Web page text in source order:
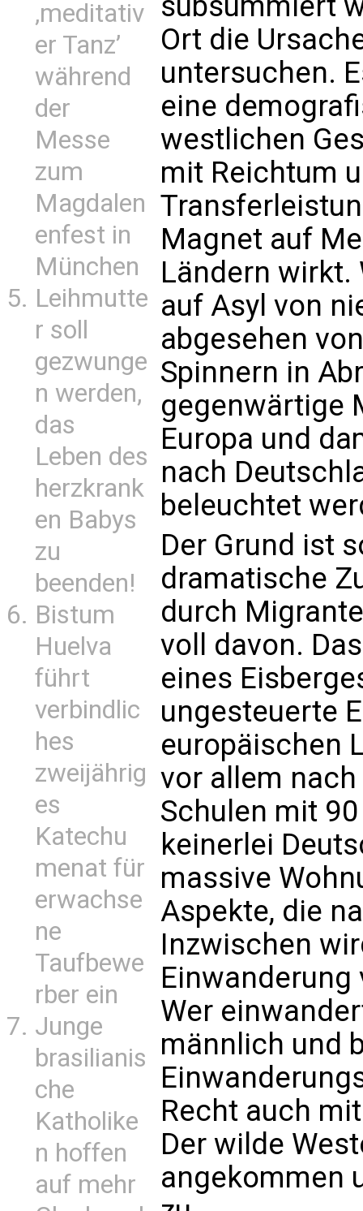
‚meditativ
er Tanz’
während
der
Messe
zum
Magdalen
enfest in
München
Leihmutte
r soll
gezwunge
n werden,
das
Leben des
herzkrank
en Babys
zu
beenden!
Bistum
Huelva
führt
verbindlic
hes
zweijährig
es
Katechu
menat für
erwachse
ne
Taufbewe
rber ein
Junge
brasilianis
che
Katholike
n hoffen
auf mehr
Ort die
untersuchen.
eine
westlichen
mit Reichtum
Magnet auf
Ländern wirkt.
auf Asyl von
abgesehen
Spinnern in
gegenwärtige
Europa und
nach
beleuchtet
Der Grund ist
dramatische
durch
voll davon.
eines
ungesteuerte
europäischen
vor allem
Schulen mit
keinerlei
massive
Aspekte, die
Inzwischen
Wer
männlich und
Recht auch
Der wilde
angekommen